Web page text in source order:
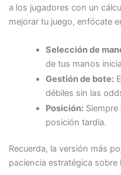
a los jugadores con un
mejorar tu juego, enfócate
Selección de
de tus manos
Gestión de bote:
débiles sin las
Posición:
posición tardía.
Recuerda, la versión más
paciencia estratégica sobre